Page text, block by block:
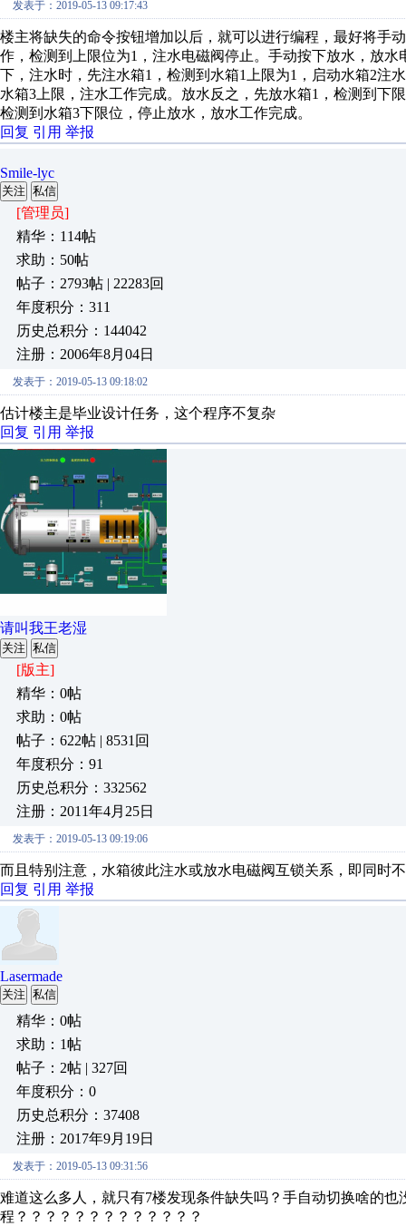
发表于：2019-05-13 09:17:43
楼主将缺失的命令按钮增加以后，就可以进行编程，最好将手
作，检测到上限位为1，注水电磁阀停止。手动按下放水，放
下，注水时，先注水箱1，检测到水箱1上限为1，启动水箱2注
水箱3上限，注水工作完成。放水反之，先放水箱1，检测到下
检测到水箱3下限位，停止放水，放水工作完成。
回复 引用 举报
Smile-lyc
关注 私信
[管理员]
精华：114帖
求助：50帖
帖子：2793帖 | 22283回
年度积分：311
历史总积分：144042
注册：2006年8月04日
发表于：2019-05-13 09:18:02
估计楼主是毕业设计任务，这个程序不复杂
回复 引用 举报
请叫我王老湿
关注 私信
[版主]
精华：0帖
求助：0帖
帖子：622帖 | 8531回
年度积分：91
历史总积分：332562
注册：2011年4月25日
发表于：2019-05-13 09:19:06
而且特别注意，水箱彼此注水或放水电磁阀互锁关系，即同时
回复 引用 举报
Lasermade
关注 私信
精华：0帖
求助：1帖
帖子：2帖 | 327回
年度积分：0
历史总积分：37408
注册：2017年9月19日
发表于：2019-05-13 09:31:56
难道这么多人，就只有7楼发现条件缺失吗？手自动切换啥的
程？？？？？？？？？？？？？